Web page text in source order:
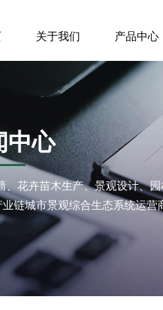
关于我们 产品中心
中心
花卉苗木生产、景观设计、
链城市景观综合生态系统运营